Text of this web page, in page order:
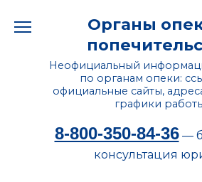
Органы
Неофициальный
по органам опеки:
официальные сайты,
графики
8-800-350-84-36—
консультация